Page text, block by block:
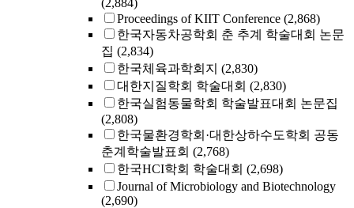
(2,884)
Proceedings of KIIT Conference (2,868)
한국자동차공학회 춘 추계 학술대회 논문
집 (2,834)
한국체육과학회지 (2,830)
대한지질학회 학술대회 (2,830)
한국실험동물학회 학술발표대회 논문집
(2,808)
한국물환경학회·대한상하수도학회 공동
춘계학술발표회 (2,768)
한국HCI학회 학술대회 (2,698)
Journal of Microbiology and Biotechnology
(2,690)